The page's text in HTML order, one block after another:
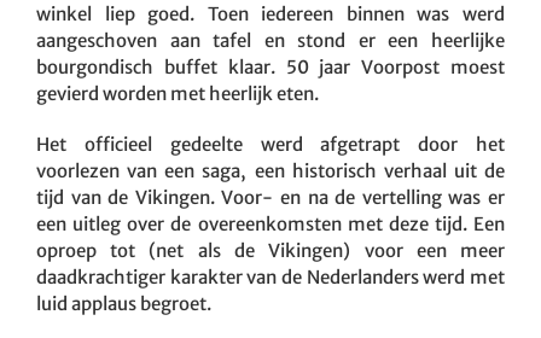
winkel liep goed. Toen iedereen binnen was werd
aangeschoven aan tafel en stond er een heerlijke
bourgondisch buffet klaar. 50 jaar Voorpost moest
gevierd worden met heerlijk eten.
Het officieel gedeelte werd afgetrapt door het
voorlezen van een saga, een historisch verhaal uit de
tijd van de Vikingen. Voor- en na de vertelling was er
een uitleg over de overeenkomsten met deze tijd. Een
oproep tot (net als de Vikingen) voor een meer
daadkrachtiger karakter van de Nederlanders werd met
luid applaus begroet.